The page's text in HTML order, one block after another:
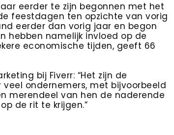
eerder te zijn begonnen met het
feestdagen ten opzichte van vorig
eerder dan vorig jaar en begon
hebben namelijk invloed op de
economische tijden, geeft 66
bij Fiverr: “Het zijn de
ondernemers, met bijvoorbeeld
merendeel van hen de naderende
de rit te krijgen.”